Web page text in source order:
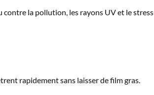
contre la pollution, les rayons UV et le stress
rapidement sans laisser de film gras.